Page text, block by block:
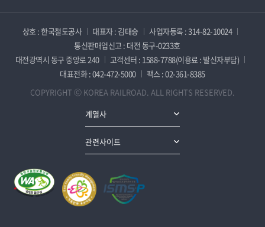
상호 : 한국철도공사 대표자 : 김태승
사업자등록 : 314-82-10024
통신판매업신고 : 대전 동구-0233호
대전광역시 동구 중앙로 240
고객센터 : 1588-7788(이용료 : 발신자부담)
대표전화 : 042-472-5000
팩스 : 02-361-8385
COPYRIGHT ⓒ KOREA RAILROAD. ALL RIGHTS RESERVED.
계열사
관련사이트